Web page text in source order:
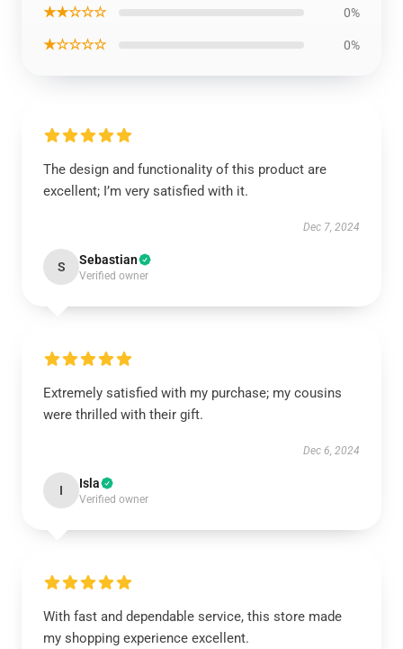
★★☆☆☆ 0%
★☆☆☆☆ 0%
The design and functionality of this product are
excellent; I’m very satisfied with it.
Dec 7, 2024
S Sebastian
Verified owner
Extremely satisfied with my purchase; my cousins
were thrilled with their gift.
Dec 6, 2024
I Isla
Verified owner
With fast and dependable service, this store made
my shopping experience excellent.